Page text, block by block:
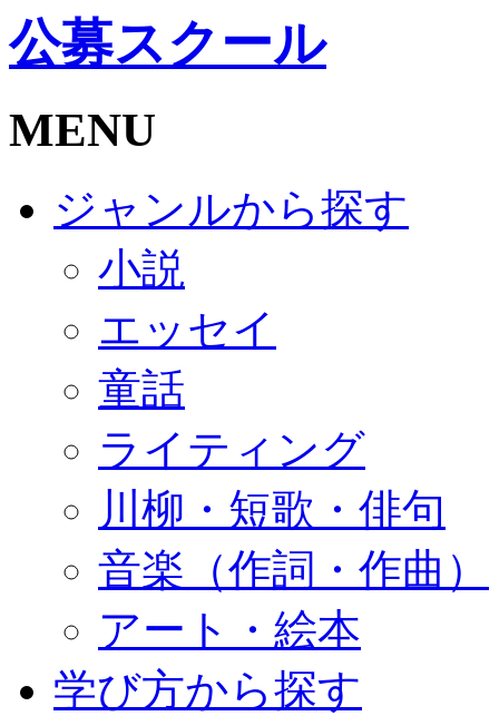
公募スクール
MENU
ジャンルから探す
小説
エッセイ
童話
ライティング
川柳・短歌・俳句
音楽（作詞・作曲）
アート・絵本
学び方から探す